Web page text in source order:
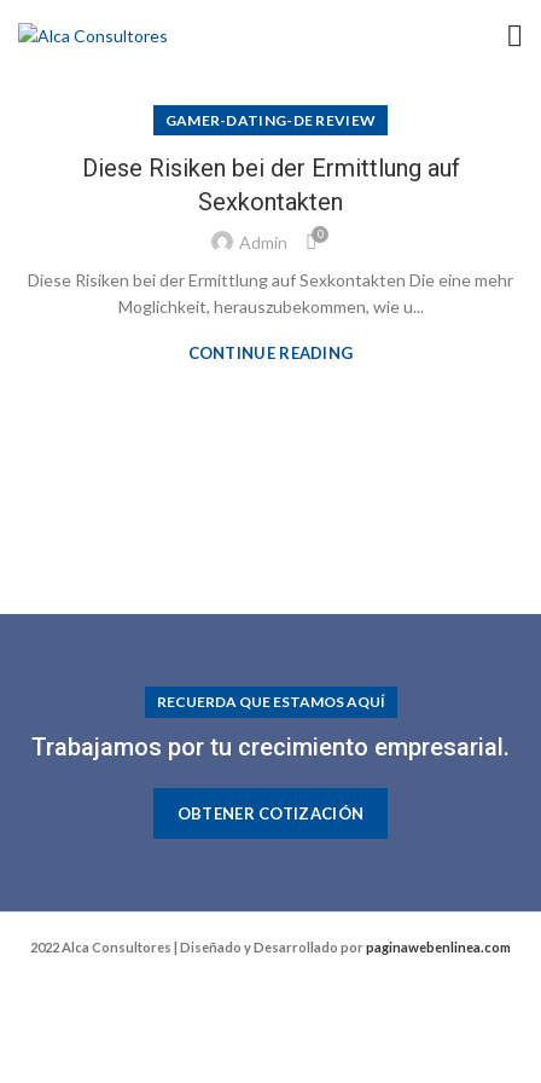
GAMER-DATING-DE REVIEW
Diese Risiken bei der Ermittlung auf
Sexkontakten
Admin 0
Diese Risiken bei der Ermittlung auf Sexkontakten Die eine mehr
Moglichkeit, herauszubekommen, wie u...
CONTINUE READING
RECUERDA QUE ESTAMOS AQUÍ
Trabajamos por tu crecimiento empresarial.
OBTENER COTIZACIÓN
2022 Alca Consultores | Diseñado y Desarrollado porpaginawebenlinea.com